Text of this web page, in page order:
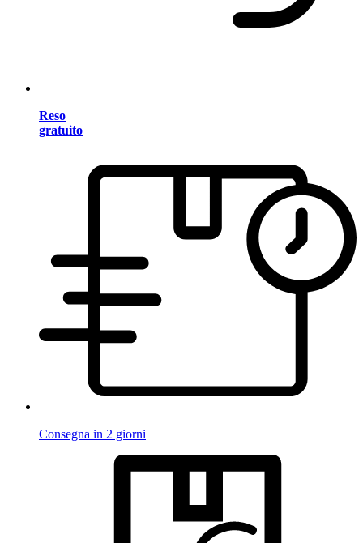
Reso
gratuito
Consegna in 2 giorni